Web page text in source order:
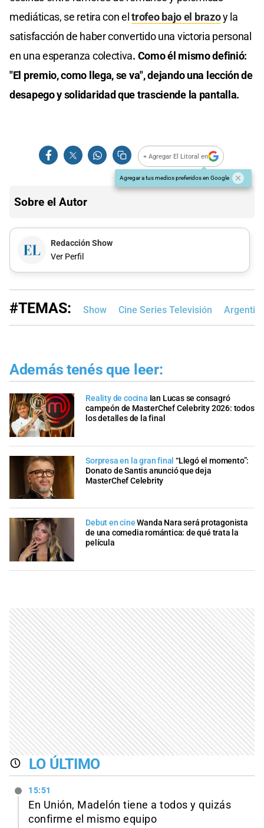
mediáticas, se retira con eltrofeo bajo el brazoy la
satisfacción de haber convertido una victoria personal
en una esperanza colectiva. Como él mismo definió:
"El premio, como llega, se va", dejando una lección de
desapego y solidaridad que trasciende la pantalla.
+ Agregar El Litoral en
Agregar a tus medios preferidos en Google
Sobre el Autor
Redacción Show
Ver Perfil
#TEMAS: Show Cine Series Televisión
Además tenés que leer:
Reality de cocina Ian Lucas se consagró
campeón de MasterChef Celebrity 2026: todos
los detalles de la final
Sorpresa en la gran final “Llegó el momento”:
Donato de Santis anunció que deja
MasterChef Celebrity
Debut en cine Wanda Nara será protagonista
de una comedia romántica: de qué trata la
película
LO ÚLTIMO
15:51
En Unión, Madelón tiene a todos y quizás
confirme el mismo equipo